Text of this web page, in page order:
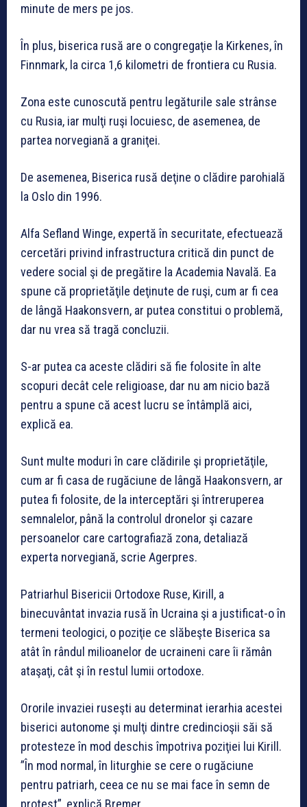
minute de mers pe jos.
În plus, biserica rusă are o congregaţie la Kirkenes, în
Finnmark, la circa 1,6 kilometri de frontiera cu Rusia.
Zona este cunoscută pentru legăturile sale strânse
cu Rusia, iar mulţi ruşi locuiesc, de asemenea, de
partea norvegiană a graniţei.
De asemenea, Biserica rusă deţine o clădire parohială
la Oslo din 1996.
Alfa Sefland Winge, expertă în securitate, efectuează
cercetări privind infrastructura critică din punct de
vedere social şi de pregătire la Academia Navală. Ea
spune că proprietăţile deţinute de ruşi, cum ar fi cea
de lângă Haakonsvern, ar putea constitui o problemă,
dar nu vrea să tragă concluzii.
S-ar putea ca aceste clădiri să fie folosite în alte
scopuri decât cele religioase, dar nu am nicio bază
pentru a spune că acest lucru se întâmplă aici,
explică ea.
Sunt multe moduri în care clădirile şi proprietăţile,
cum ar fi casa de rugăciune de lângă Haakonsvern, ar
putea fi folosite, de la interceptări şi întreruperea
semnalelor, până la controlul dronelor şi cazare
persoanelor care cartografiază zona, detaliază
experta norvegiană, scrie Agerpres.
Patriarhul Bisericii Ortodoxe Ruse, Kirill, a
binecuvântat invazia rusă în Ucraina şi a justificat-o în
termeni teologici, o poziţie ce slăbeşte Biserica sa
atât în rândul milioanelor de ucraineni care îi rămân
ataşaţi, cât şi în restul lumii ortodoxe.
Ororile invaziei ruseşti au determinat ierarhia acestei
biserici autonome şi mulţi dintre credincioşii săi să
protesteze în mod deschis împotriva poziţiei lui Kirill.
”În mod normal, în liturghie se cere o rugăciune
pentru patriarh, ceea ce nu se mai face în semn de
protest”, explică Bremer.